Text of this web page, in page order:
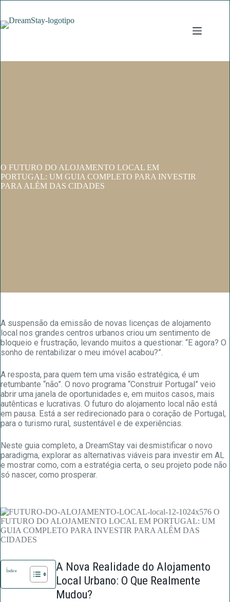
o
O FUTURO DO ALOJAMENTO LOCAL EM
PORTUGAL: UM GUIA COMPLETO PARA INVESTIR
PARA ALÉM DAS CIDADES
A suspensão da emissão de novas licenças de alojamento
local nos grandes centros urbanos criou um sentimento de
bloqueio e frustração, levando muitos a questionar: “E agora? O
sonho de rentabilizar o meu imóvel acabou?”.
A resposta, para quem tem uma visão estratégica, é um
retumbante “não”. O novo programa “Construir Portugal” veio
abrir uma janela de oportunidades e, em muitos casos, mais
autênticas e lucrativas. O futuro do alojamento local não está
em pausa. Está a ser redirecionado para o coração de Portugal,
para o turismo rural, sustentável e de experiências.
Neste guia completo, a DreamStay vai desmistificar o novo
paradigma, explorar as alternativas viáveis para investir em AL
e mostrar como, com a estratégia certa, o seu projeto pode não
só nascer, como prosperar.
Índice
A Nova Realidade do Alojamento
Local Urbano: O Que Realmente
Mudou?